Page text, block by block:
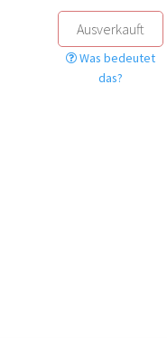
Ausverkauft
Was bedeutet
das?